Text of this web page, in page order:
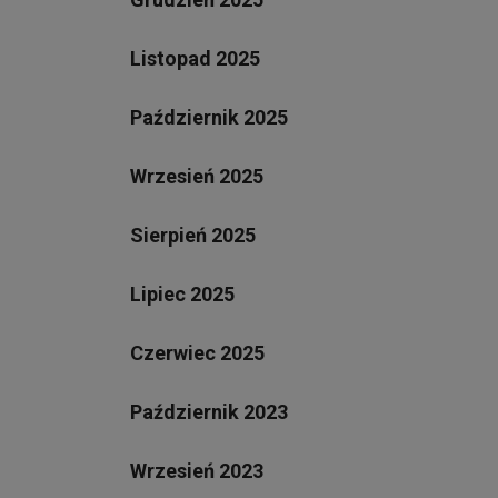
Listopad 2025
Październik 2025
Wrzesień 2025
Sierpień 2025
Lipiec 2025
Czerwiec 2025
Październik 2023
Wrzesień 2023